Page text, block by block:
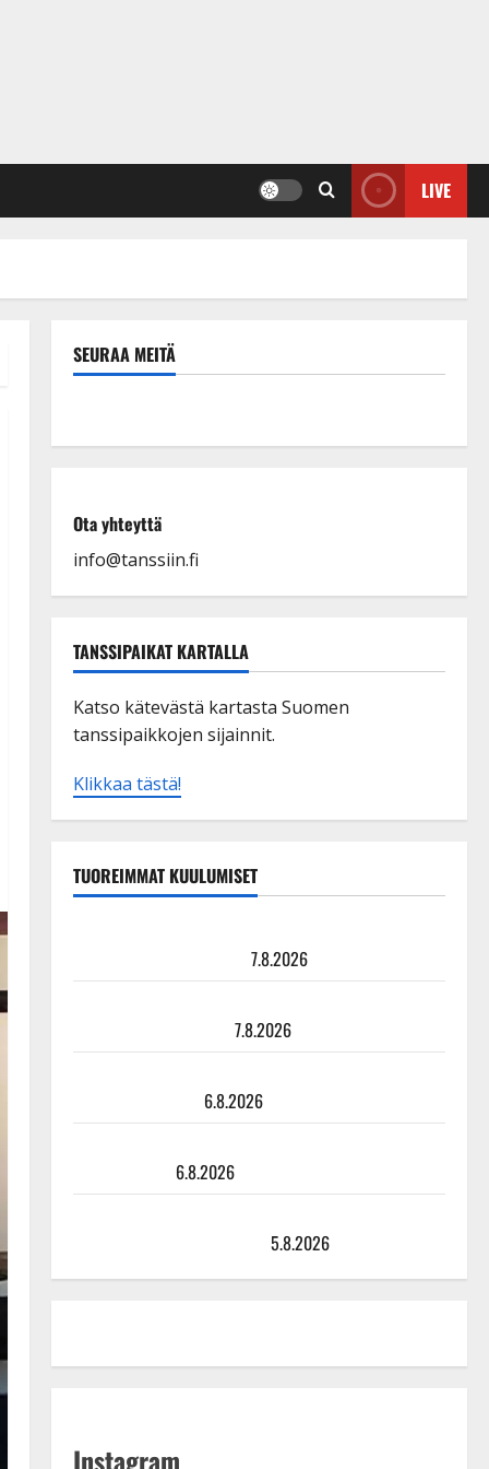
LIVE
SEURAA MEITÄ
Ota yhteyttä
info@tanssiin.fi
TANSSIPAIKAT KARTALLA
Katso kätevästä kartasta Suomen
tanssipaikkojen sijainnit.
Klikkaa tästä!
TUOREIMMAT KUULUMISET
7.8.2026
7.8.2026
6.8.2026
6.8.2026
5.8.2026
Instagram